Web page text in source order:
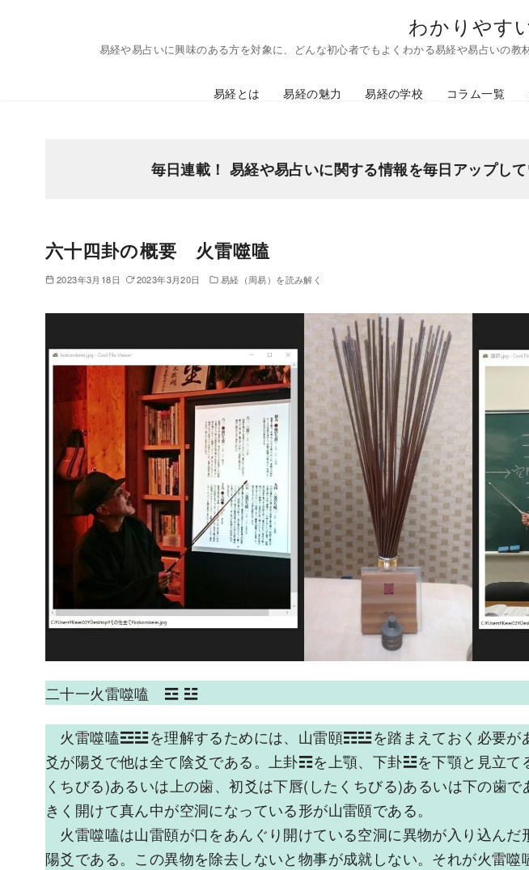
わかりやす
易経や易占いに興味のある方を対象に、どんな初心者でもよくわかる易経や易占いの
易経とは 易経の魅力 易経の学校 コラム一覧
毎日連載！ 易経や易占いに関する情報を毎日アップして
六十四卦の概要 火雷噬嗑
2023年3月18日 2023年3月20日 易経（周易）を読み解く
二十一火雷噬嗑 ☲ ☳
火雷噬嗑☲☳を理解するためには、山雷頤☶☳を踏まえておく必要が
爻が陽爻で他は全て陰爻である。上卦☶を上顎、下卦☳を下顎と見立て
くちびる)あるいは上の歯、初爻は下唇(したくちびる)あるいは下の歯
きく開けて真ん中が空洞になっている形が山雷頤である。
火雷噬嗑は山雷頤が口をあんぐり開けている空洞に異物が入り込んだ
陽爻である。この異物を除去しないと物事が成就しない。それが火雷噬